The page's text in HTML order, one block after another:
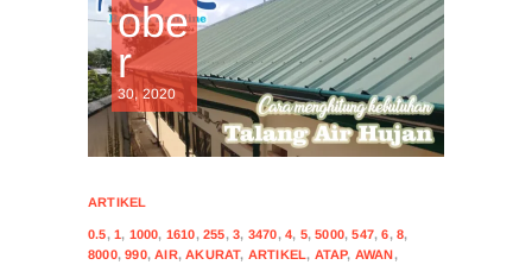
obe
r
30, 2020
ARTIKEL
0.5,1, 1000, 1610,255,3, 3470, 4, 5,5000,547,6, 8,
8000,990,AIR,AKURAT, ARTIKEL, ATAP, AWAN,